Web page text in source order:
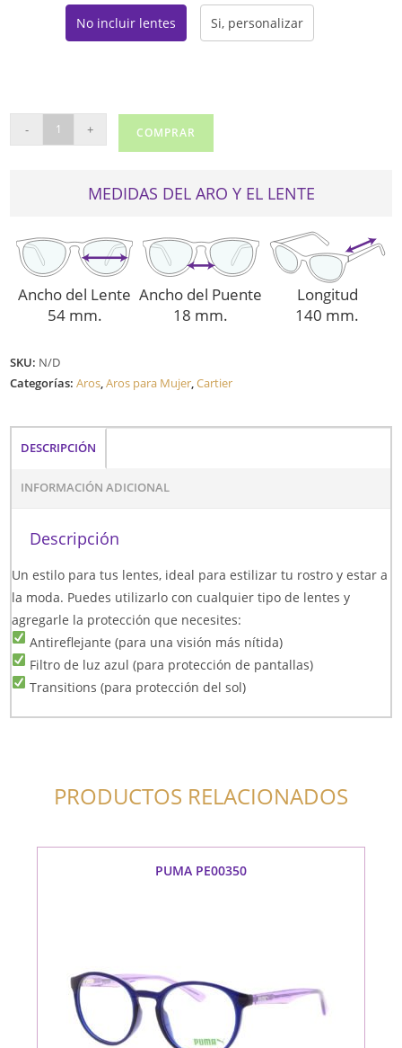
No incluir lentes Si, personalizar
CARTIER
CT0339O
- + COMPRAR
MEDIDAS DEL ARO Y EL LENTE
Ancho del Lente
54 mm.
Ancho del Puente
18 mm.
Longitud
140 mm.
SKU: N/D
Categorías:Aros,Aros para Mujer,Cartier
DESCRIPCIÓN
INFORMACIÓN ADICIONAL
Descripción
Un estilo para tus lentes, ideal para estilizar tu rostro y estar a
la moda. Puedes utilizarlo con cualquier tipo de lentes y
agregarle la protección que necesites:
Antireflejante (para una visión más nítida)
Filtro de luz azul (para protección de pantallas)
Transitions (para protección del sol)
PRODUCTOS RELACIONADOS
PUMA PE00350